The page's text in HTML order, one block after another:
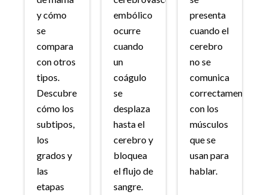
y cómo
se
compara
con otros
tipos.
Descubre
cómo los
subtipos,
los
grados y
las
etapas
embólico
ocurre
cuando
un
coágulo
se
desplaza
hasta el
cerebro y
bloquea
el flujo de
sangre.
presenta
cuando el
cerebro
no se
comunica
correctamente
con los
músculos
que se
usan para
hablar.